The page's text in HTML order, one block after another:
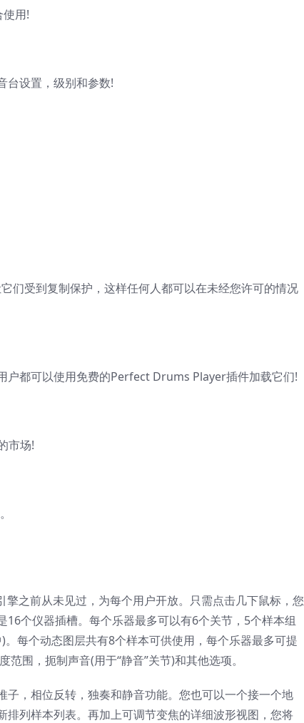
使用!
台设置，级别和参数!
们受到复制保护，这样任何人都可以在未经您许可的情况
户都可以使用免费的Perfect Drums Player插件加载它们!
市场!
之前从未见过，为每个用户开放。只需点击几下鼠标，您
个仪器插槽。每个乐器最多可以有6个关节，5个样本组
每个动态图层共有8个样本可供使用，每个乐器最多可提
围，扼制声音(用于“静音”关节)和其他选项。
，相位反转，独奏和静音功能。您也可以一个接一个地
列样本列表。再加上可调节变焦的详细波形视图，您将